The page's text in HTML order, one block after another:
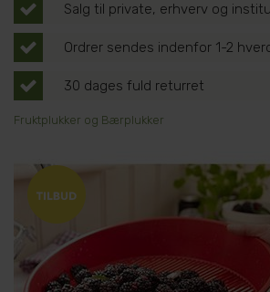
Salg til private, erhverv og
Ordrer sendes indenfor 1-2
30 dages fuld returret
Fruktplukker og Bærplukker